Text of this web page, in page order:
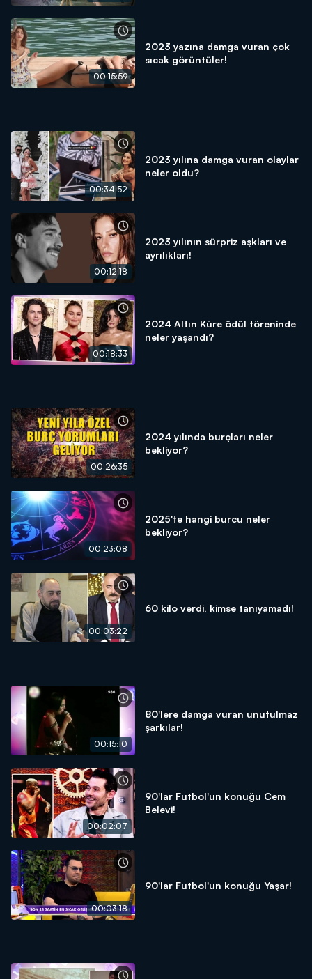
00:15:59
2023 yazına damga vuran çok
sıcak görüntüler!
00:34:52
2023 yılına damga vuran olaylar
neler oldu?
00:12:18
2023 yılının sürpriz aşkları ve
ayrılıkları!
00:18:33
2024 Altın Küre ödül töreninde
neler yaşandı?
00:26:35
2024 yılında burçları neler
bekliyor?
00:23:08
2025'te hangi burcu neler
bekliyor?
00:03:22
60 kilo verdi, kimse tanıyamadı!
00:15:10
80'lere damga vuran unutulmaz
şarkılar!
00:02:07
90'lar Futbol'un konuğu Cem
Belevi!
00:03:18
90'lar Futbol'un konuğu Yaşar!